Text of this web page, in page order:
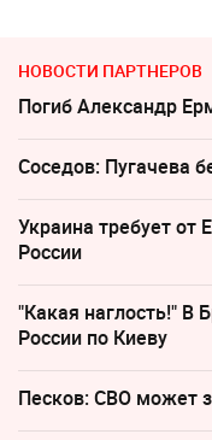
НОВОСТИ ПАРТНЕРОВ
Погиб Александр
Соседов: Пугачева
Украина требует от
России
"Какая наглость!" В
России по Киеву
Песков: СВО может